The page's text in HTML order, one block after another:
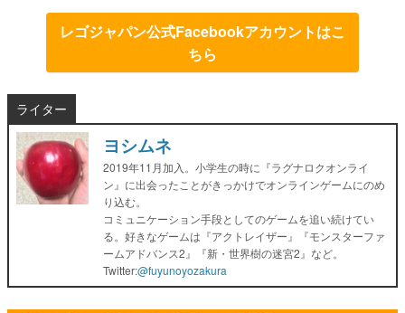
レゴジャパン公式Facebookアカウントはこ
ちら
ライター
ヨシムネ
2019年11月加入。小学生の時に『ラグナロクオンライ
ン』に出会ったことがきっかけでオンラインゲームにのめ
り込む。
コミュニケーション手段としてのゲームを追い続けてい
る。好きなゲームは『アクトレイザー』『モンスターファ
ームアドバンス2』『新・世界樹の迷宮2』など。
Twitter:@fuyunoyozakura